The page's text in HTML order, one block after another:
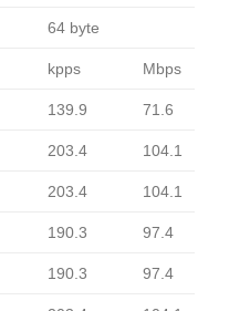
64 byte
kpps Mbps
139.9 71.6
203.4 104.1
203.4 104.1
190.3 97.4
190.3 97.4